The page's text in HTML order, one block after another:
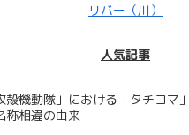
リバー（川）
人気記事
殻機動隊」における「タチコマ
称相違の由来